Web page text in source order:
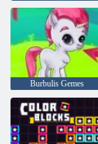
Burbulis Gemes